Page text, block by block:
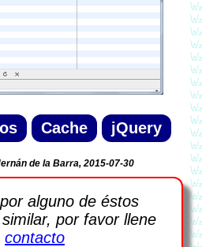
Cache jQuery
de la Barra, 2015-07-30
alguno de éstos
por favor llene
contacto